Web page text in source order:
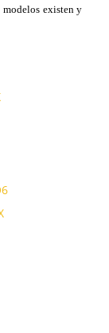
modelos existen y